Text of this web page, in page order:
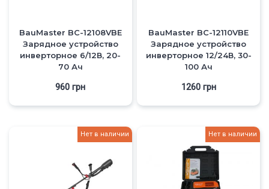
BauMaster BC-12108VBE
Зарядное устройство
инверторное 6/12В, 20-
70 Ач
960грн
BauMaster BC-12110VBE
Зарядное устройство
инверторное 12/24В, 30-
100 Ач
1260 грн
Нет в наличии Нет в наличии